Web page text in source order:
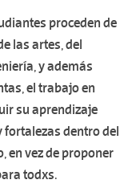
proceden de
las artes, del
y además
el trabajo en
su aprendizaje
dentro del
en vez de proponer
todxs.